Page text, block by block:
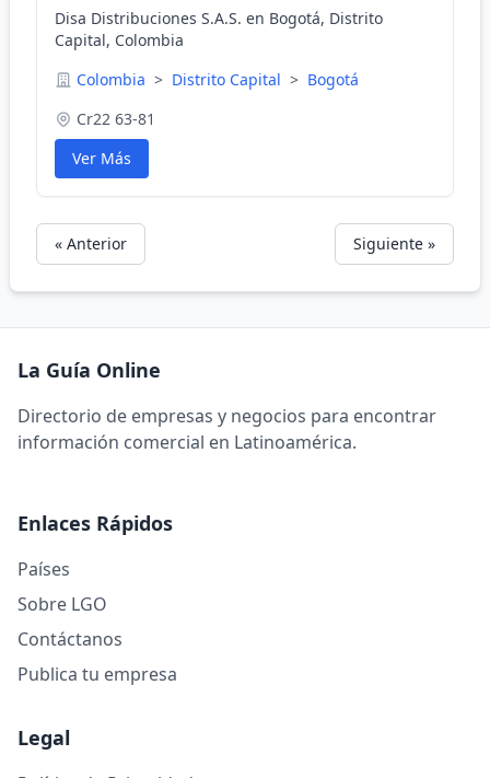
Disa Distribuciones S.A.S. en Bogotá, Distrito
Capital, Colombia
Colombia > Distrito Capital > Bogotá
Cr22 63-81
Ver Más
« Anterior Siguiente »
La Guía Online
Directorio de empresas y negocios para encontrar
información comercial en Latinoamérica.
Enlaces Rápidos
Países
Sobre LGO
Contáctanos
Publica tu empresa
Legal